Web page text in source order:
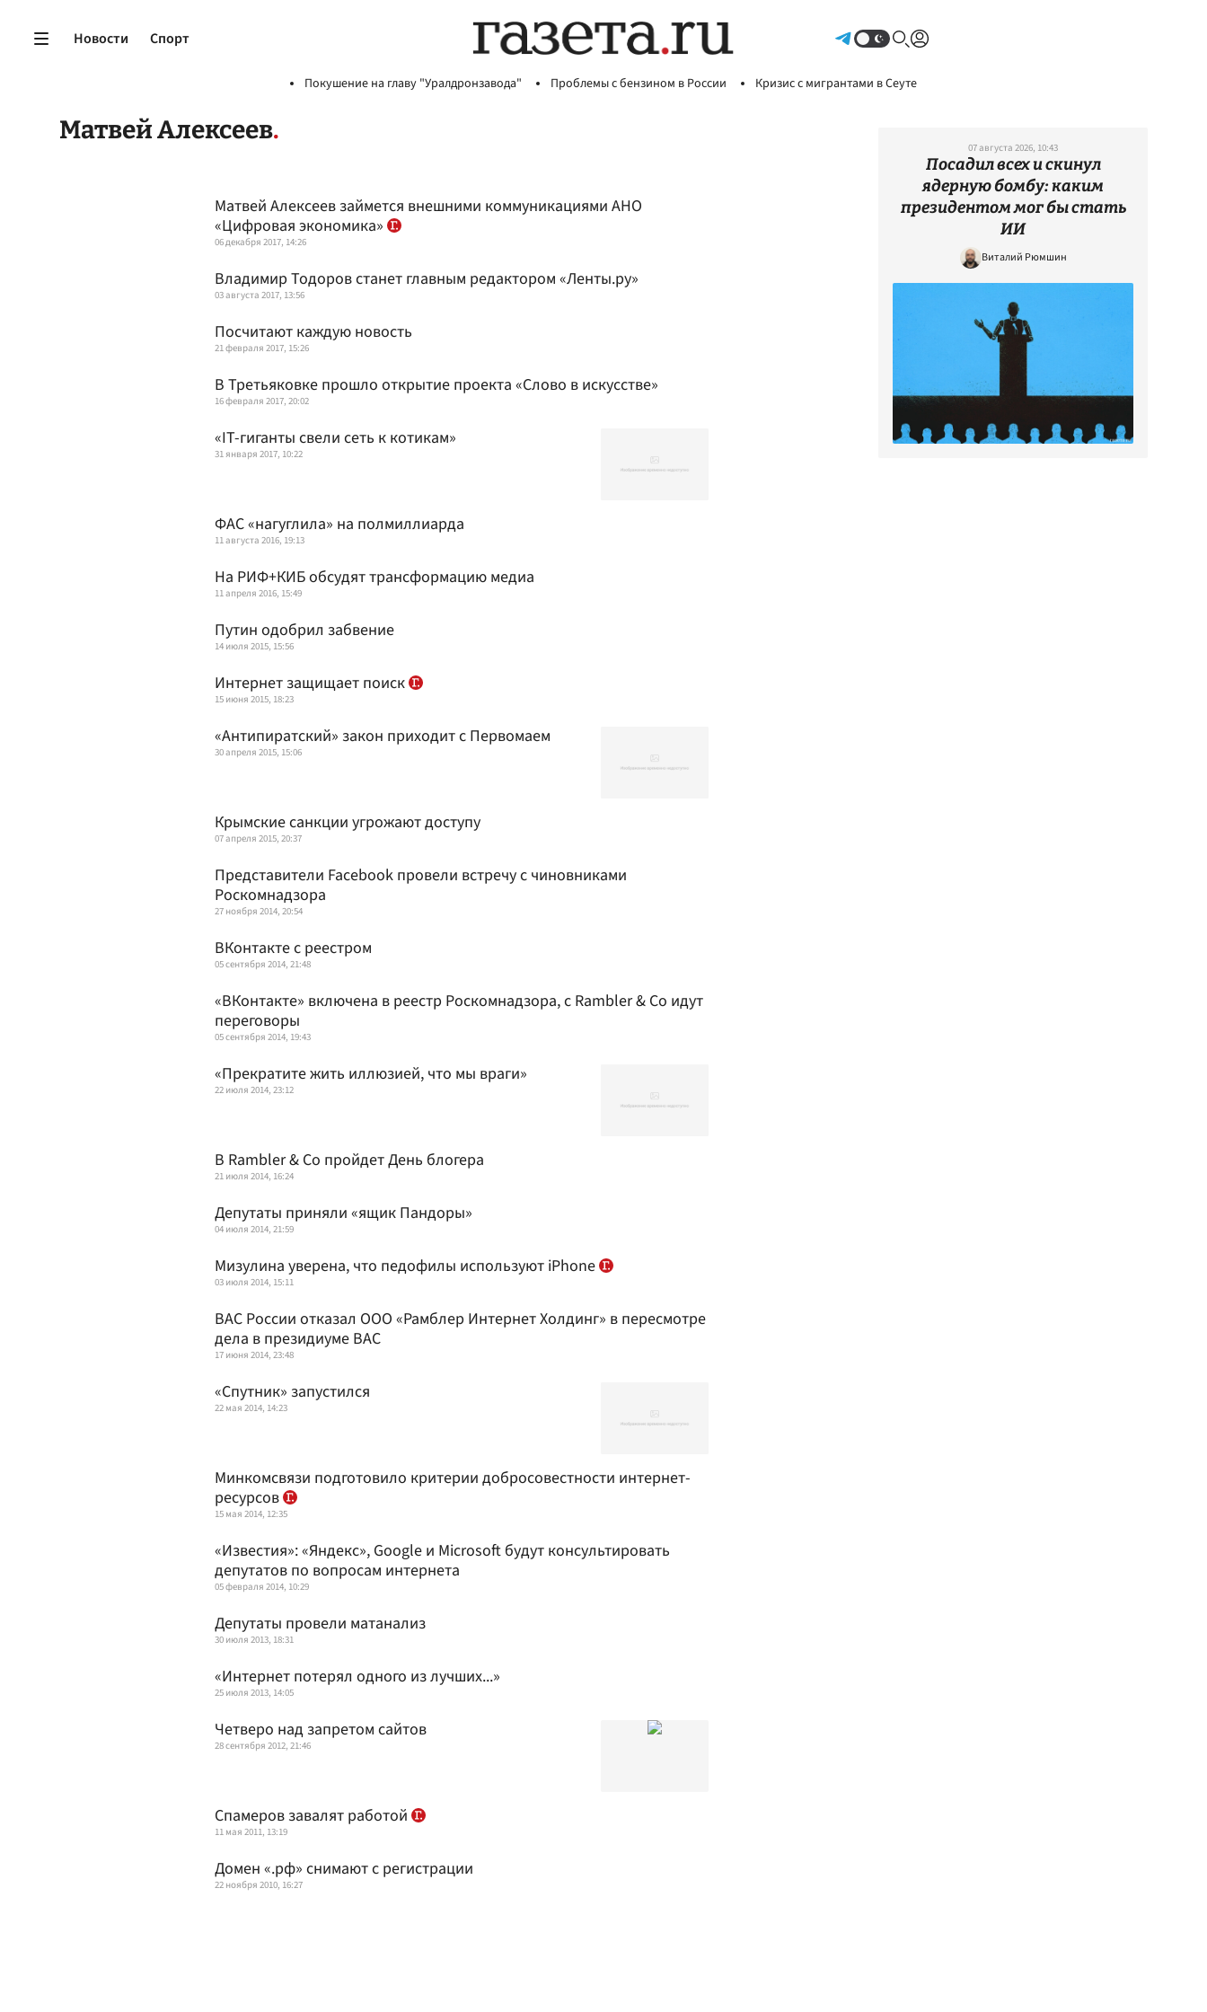
Новости Спорт
Покушение на главу "Уралдронзавода" Проблемы с бензином в России Кризис с мигрантами в Сеуте
Матвей Алексеев
Матвей Алексеев займется внешними коммуникациями АНО
«Цифровая экономика»
06 декабря 2017, 14:26
Владимир Тодоров станет главным редактором «Ленты.ру»
03 августа 2017, 13:56
Посчитают каждую новость
21 февраля 2017, 15:26
В Третьяковке прошло открытие проекта «Слово в искусстве»
16 февраля 2017, 20:02
«IT-гиганты свели сеть к котикам»
31 января 2017, 10:22
ФАС «нагуглила» на полмиллиарда
11 августа 2016, 19:13
На РИФ+КИБ обсудят трансформацию медиа
11 апреля 2016, 15:49
Путин одобрил забвение
14 июля 2015, 15:56
Интернет защищает поиск
15 июня 2015, 18:23
«Антипиратский» закон приходит с Первомаем
30 апреля 2015, 15:06
Крымские санкции угрожают доступу
07 апреля 2015, 20:37
Представители Facebook провели встречу с чиновниками
Роскомнадзора
27 ноября 2014, 20:54
ВКонтакте с реестром
05 сентября 2014, 21:48
«ВКонтакте» включена в реестр Роскомнадзора, с Rambler & Co идут
переговоры
05 сентября 2014, 19:43
«Прекратите жить иллюзией, что мы враги»
22 июля 2014, 23:12
В Rambler & Co пройдет День блогера
21 июля 2014, 16:24
Депутаты приняли «ящик Пандоры»
04 июля 2014, 21:59
Мизулина уверена, что педофилы используют iPhone
03 июля 2014, 15:11
ВАС России отказал ООО «Рамблер Интернет Холдинг» в пересмотре
дела в президиуме ВАС
17 июня 2014, 23:48
«Спутник» запустился
22 мая 2014, 14:23
Минкомсвязи подготовило критерии добросовестности интернет-
ресурсов
15 мая 2014, 12:35
«Известия»: «Яндекс», Google и Microsoft будут консультировать
депутатов по вопросам интернета
05 февраля 2014, 10:29
Депутаты провели матанализ
30 июля 2013, 18:31
«Интернет потерял одного из лучших...»
25 июля 2013, 14:05
Четверо над запретом сайтов
28 сентября 2012, 21:46
Спамеров завалят работой
11 мая 2011, 13:19
Домен «.рф» снимают с регистрации
22 ноября 2010, 16:27
07 августа 2026, 10:43
Посадил всех и скинул
ядерную бомбу: каким
президентом мог бы стать
ИИ
Виталий Рюмшин